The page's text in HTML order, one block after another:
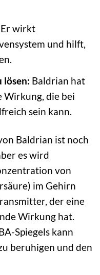
Er wirkt
und hilft,
lösen: Baldrian hat
Wirkung, die bei
sein kann.
Baldrian ist noch
es wird
von
im Gehirn
der eine
Wirkung hat.
Spiegels kann
beruhigen und den